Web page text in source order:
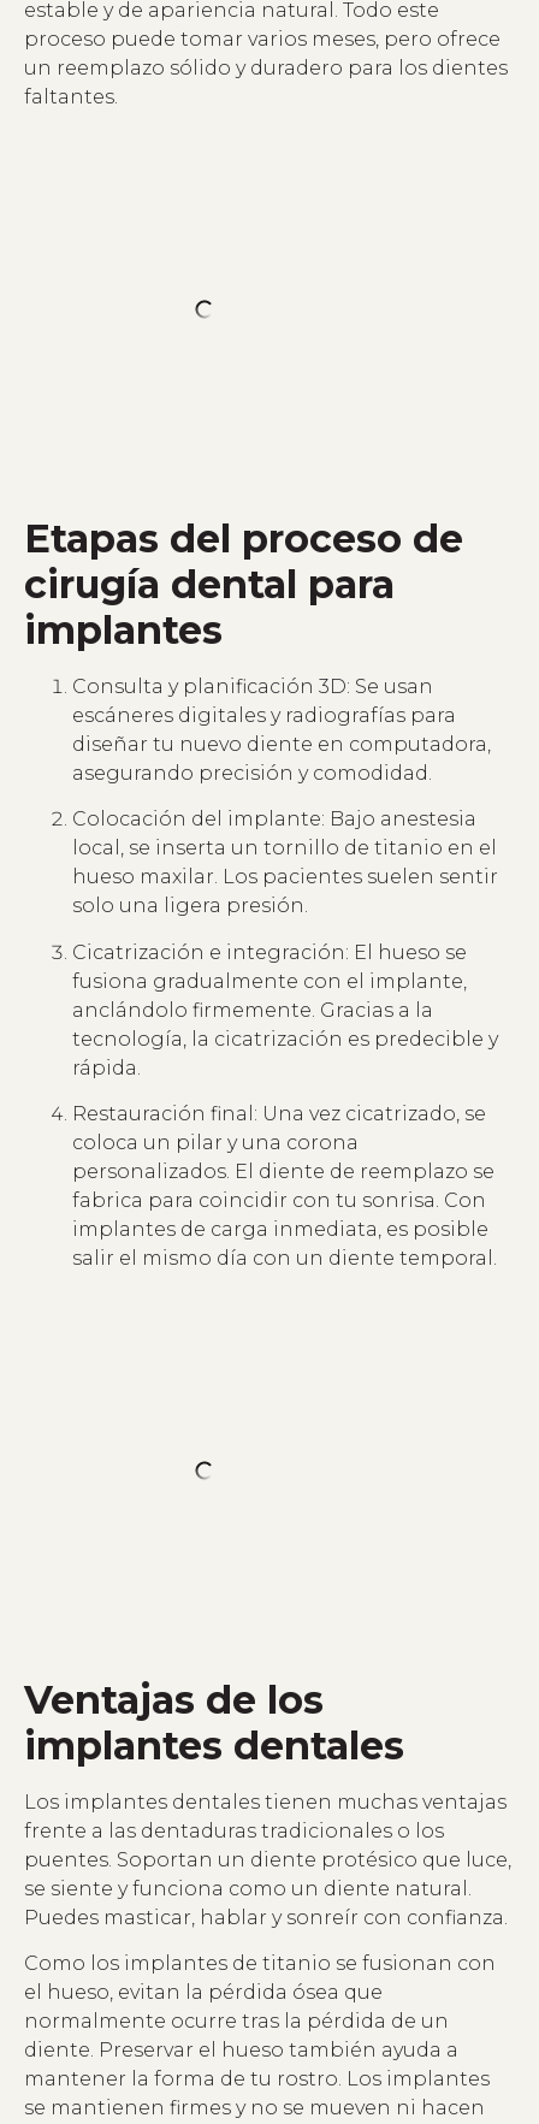
estable y de apariencia natural. Todo este
proceso puede tomar varios meses, pero ofrece
un reemplazo sólido y duradero para los dientes
faltantes.
Etapas del proceso de
cirugía dental para
implantes
Consulta y planificación 3D: Se usan
escáneres digitales y radiografías para
diseñar tu nuevo diente en computadora,
asegurando precisión y comodidad.
Colocación del implante: Bajo anestesia
local, se inserta un tornillo de titanio en el
hueso maxilar. Los pacientes suelen sentir
solo una ligera presión.
Cicatrización e integración: El hueso se
fusiona gradualmente con el implante,
anclándolo firmemente. Gracias a la
tecnología, la cicatrización es predecible y
rápida.
Restauración final: Una vez cicatrizado, se
coloca un pilar y una corona
personalizados. El diente de reemplazo se
fabrica para coincidir con tu sonrisa. Con
implantes de carga inmediata, es posible
salir el mismo día con un diente temporal.
Ventajas de los
implantes dentales
Los implantes dentales tienen muchas ventajas
frente a las dentaduras tradicionales o los
puentes. Soportan un diente protésico que luce,
se siente y funciona como un diente natural.
Puedes masticar, hablar y sonreír con confianza.
Como los implantes de titanio se fusionan con
el hueso, evitan la pérdida ósea que
normalmente ocurre tras la pérdida de un
diente. Preservar el hueso también ayuda a
mantener la forma de tu rostro. Los implantes
se mantienen firmes y no se mueven ni hacen